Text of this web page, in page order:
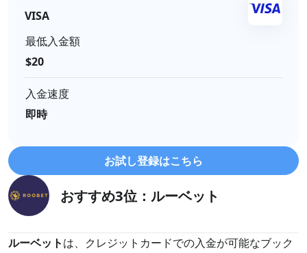
VISA
最低入金額
$20
入金速度
即時
お試し登録はこちら
おすすめ3位：ルーベット
ルーベットは、クレジットカードでの入金が可能なブック